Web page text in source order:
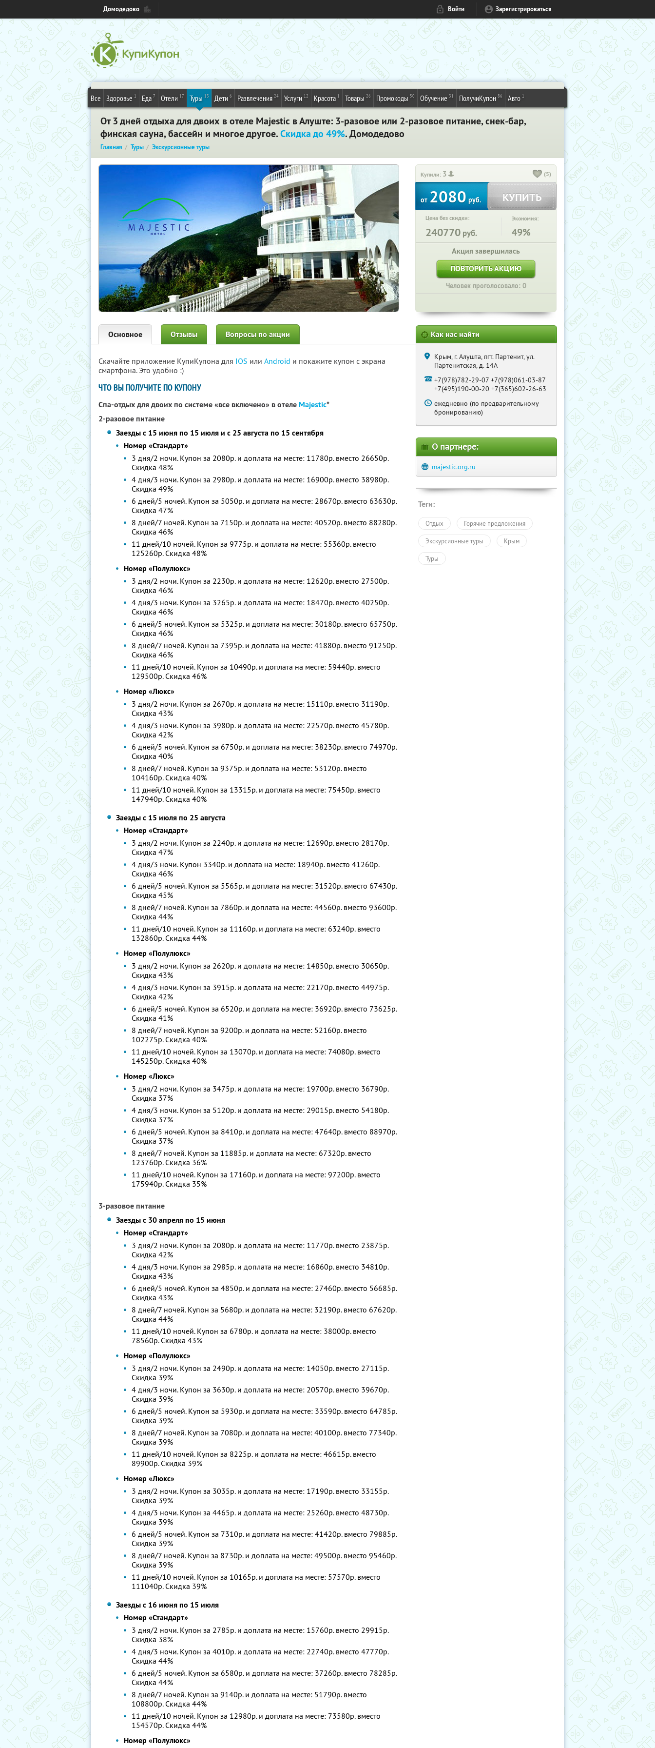
Домодедово Войти Зарегистрироваться
Все Здоровье 1 Еда 7 Отели 17 Туры 13 Дети 6 Развлечения 24 Услуги 12 Красота 1 Товары 26 Промокоды 50 Обучение 31 ПолучиКупон 86 Авто 1
От 3 дней отдыха для двоих в отеле Majestic в Алуште: 3-разовое или 2-разовое питание, снек-бар,
финская сауна, бассейн и многое другое.Скидка до 49%. Домодедово
Главная Туры Экскурсионные туры
Купили: 3 (5)
от 2080 руб. КУПИТЬ
Цена без скидки:
240770 руб.
Экономия:
49%
Акция завершилась
ПОВТОРИТЬ АКЦИЮ
Человек проголосовало: 0
Основное Отзывы Вопросы по акции
Скачайте приложение КупиКупона для IOS или Android и покажите купон с экрана
смартфона. Это удобно :)
ЧТО ВЫ ПОЛУЧИТЕ ПО КУПОНУ
Спа-отдых для двоих по системе «все включено» в отеле Majestic*
2-разовое питание
Заезды с 15 июня по 15 июля и с 25 августа по 15 сентября
Номер «Стандарт»
3 дня/2 ночи. Купон за 2080р. и доплата на месте: 11780р. вместо 26650р.
Скидка 48%
4 дня/3 ночи. Купон за 2980р. и доплата на месте: 16900р. вместо 38980р.
Скидка 49%
6 дней/5 ночей. Купон за 5050р. и доплата на месте: 28670р. вместо 63630р.
Скидка 47%
8 дней/7 ночей. Купон за 7150р. и доплата на месте: 40520р. вместо 88280р.
Скидка 46%
11 дней/10 ночей. Купон за 9775р. и доплата на месте: 55360р. вместо
125260р. Скидка 48%
Номер «Полулюкс»
3 дня/2 ночи. Купон за 2230р. и доплата на месте: 12620р. вместо 27500р.
Скидка 46%
4 дня/3 ночи. Купон за 3265р. и доплата на месте: 18470р. вместо 40250р.
Скидка 46%
6 дней/5 ночей. Купон за 5325р. и доплата на месте: 30180р. вместо 65750р.
Скидка 46%
8 дней/7 ночей. Купон за 7395р. и доплата на месте: 41880р. вместо 91250р.
Скидка 46%
11 дней/10 ночей. Купон за 10490р. и доплата на месте: 59440р. вместо
129500р. Скидка 46%
Номер «Люкс»
3 дня/2 ночи. Купон за 2670р. и доплата на месте: 15110р. вместо 31190р.
Скидка 43%
4 дня/3 ночи. Купон за 3980р. и доплата на месте: 22570р. вместо 45780р.
Скидка 42%
6 дней/5 ночей. Купон за 6750р. и доплата на месте: 38230р. вместо 74970р.
Скидка 40%
8 дней/7 ночей. Купон за 9375р. и доплата на месте: 53120р. вместо
104160р. Скидка 40%
11 дней/10 ночей. Купон за 13315р. и доплата на месте: 75450р. вместо
147940р. Скидка 40%
Заезды с 15 июля по 25 августа
Номер «Стандарт»
3 дня/2 ночи. Купон за 2240р. и доплата на месте: 12690р. вместо 28170р.
Скидка 47%
4 дня/3 ночи. Купон 3340р. и доплата на месте: 18940р. вместо 41260р.
Скидка 46%
6 дней/5 ночей. Купон за 5565р. и доплата на месте: 31520р. вместо 67430р.
Скидка 45%
8 дней/7 ночей. Купон за 7860р. и доплата на месте: 44560р. вместо 93600р.
Скидка 44%
11 дней/10 ночей. Купон за 11160р. и доплата на месте: 63240р. вместо
132860р. Скидка 44%
Номер «Полулюкс»
3 дня/2 ночи. Купон за 2620р. и доплата на месте: 14850р. вместо 30650р.
Скидка 43%
4 дня/3 ночи. Купон за 3915р. и доплата на месте: 22170р. вместо 44975р.
Скидка 42%
6 дней/5 ночей. Купон за 6520р. и доплата на месте: 36920р. вместо 73625р.
Скидка 41%
8 дней/7 ночей. Купон за 9200р. и доплата на месте: 52160р. вместо
102275р. Скидка 40%
11 дней/10 ночей. Купон за 13070р. и доплата на месте: 74080р. вместо
145250р. Скидка 40%
Номер «Люкс»
3 дня/2 ночи. Купон за 3475р. и доплата на месте: 19700р. вместо 36790р.
Скидка 37%
4 дня/3 ночи. Купон за 5120р. и доплата на месте: 29015р. вместо 54180р.
Скидка 37%
6 дней/5 ночей. Купон за 8410р. и доплата на месте: 47640р. вместо 88970р.
Скидка 37%
8 дней/7 ночей. Купон за 11885р. и доплата на месте: 67320р. вместо
123760р. Скидка 36%
11 дней/10 ночей. Купон за 17160р. и доплата на месте: 97200р. вместо
175940р. Скидка 35%
3-разовое питание
Заезды с 30 апреля по 15 июня
Номер «Стандарт»
3 дня/2 ночи. Купон за 2080р. и доплата на месте: 11770р. вместо 23875р.
Скидка 42%
4 дня/3 ночи. Купон за 2985р. и доплата на месте: 16860р. вместо 34810р.
Скидка 43%
6 дней/5 ночей. Купон за 4850р. и доплата на месте: 27460р. вместо 56685р.
Скидка 43%
8 дней/7 ночей. Купон за 5680р. и доплата на месте: 32190р. вместо 67620р.
Скидка 44%
11 дней/10 ночей. Купон за 6780р. и доплата на месте: 38000р. вместо
78560р. Скидка 43%
Номер «Полулюкс»
3 дня/2 ночи. Купон за 2490р. и доплата на месте: 14050р. вместо 27115р.
Скидка 39%
4 дня/3 ночи. Купон за 3630р. и доплата на месте: 20570р. вместо 39670р.
Скидка 39%
6 дней/5 ночей. Купон за 5930р. и доплата на месте: 33590р. вместо 64785р.
Скидка 39%
8 дней/7 ночей. Купон за 7080р. и доплата на месте: 40100р. вместо 77340р.
Скидка 39%
11 дней/10 ночей. Купон за 8225р. и доплата на месте: 46615р. вместо
89900р. Скидка 39%
Номер «Люкс»
3 дня/2 ночи. Купон за 3035р. и доплата на месте: 17190р. вместо 33155р.
Скидка 39%
4 дня/3 ночи. Купон за 4465р. и доплата на месте: 25260р. вместо 48730р.
Скидка 39%
6 дней/5 ночей. Купон за 7310р. и доплата на месте: 41420р. вместо 79885р.
Скидка 39%
8 дней/7 ночей. Купон за 8730р. и доплата на месте: 49500р. вместо 95460р.
Скидка 39%
11 дней/10 ночей. Купон за 10165р. и доплата на месте: 57570р. вместо
111040р. Скидка 39%
Заезды с 16 июня по 15 июля
Номер «Стандарт»
3 дня/2 ночи. Купон за 2785р. и доплата на месте: 15760р. вместо 29915р.
Скидка 38%
4 дня/3 ночи. Купон за 4010р. и доплата на месте: 22740р. вместо 47770р.
Скидка 44%
6 дней/5 ночей. Купон за 6580р. и доплата на месте: 37260р. вместо 78285р.
Скидка 44%
8 дней/7 ночей. Купон за 9140р. и доплата на месте: 51790р. вместо
108800р. Скидка 44%
11 дней/10 ночей. Купон за 12980р. и доплата на месте: 73580р. вместо
154570р. Скидка 44%
Номер «Полулюкс»
Как нас найти
Крым, г. Алушта, пгт. Партенит, ул.
Партенитская, д. 14А
+7(978)782-29-07 +7(978)061-03-87
+7(495)190-00-20 +7(365)602-26-63
ежедневно (по предварительному
бронированию)
О партнере:
majestic.org.ru
Теги:
Отдых Горячие предложения
Экскурсионные туры Крым
Туры